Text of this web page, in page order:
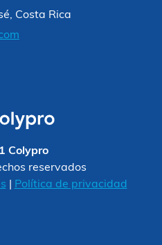
Costa Rica
Colypro
reservados
Política de privacidad